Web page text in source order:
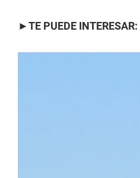
►TE PUEDE INTERESAR: